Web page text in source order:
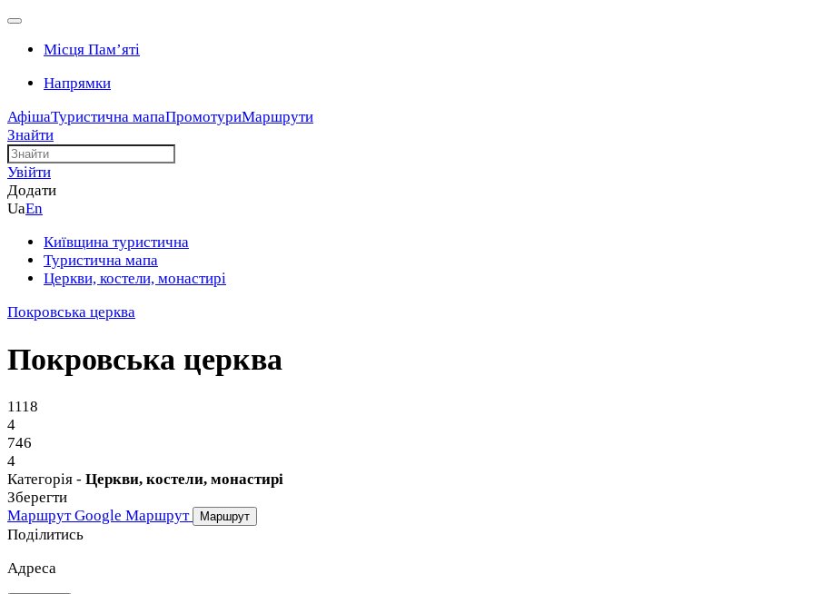
Місця Памʼяті
Напрямки
АфішаТуристична мапаПромотуриМаршрути
Знайти
Увійти
Додати
UaEn
Київщина туристична
Туристична мапа
Церкви, костели, монастирі
Покровська церква
Покровська церква
1118
4
746
4
Категорія - Церкви, костели, монастирі
Зберегти
Маршрут Google Маршрут Маршрут
Поділитись
Адреса